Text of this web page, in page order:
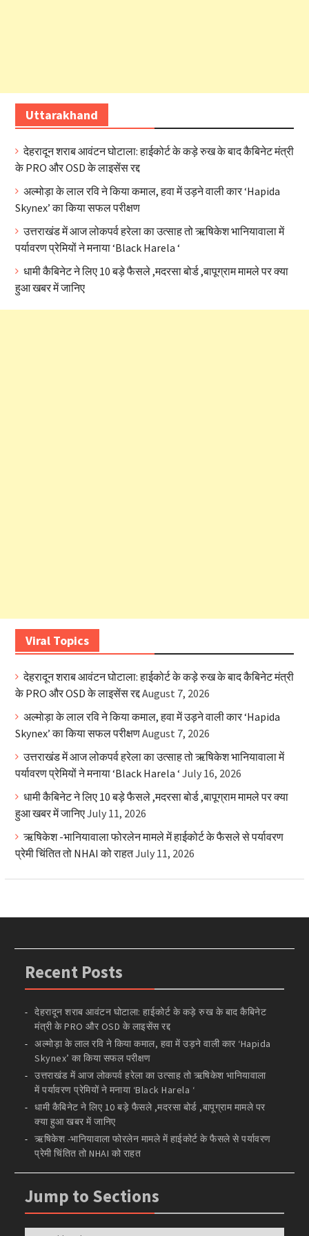
Uttarakhand
देहरादून शराब आवंटन घोटाला: हाईकोर्ट के कड़े रुख के बाद कैबिनेट मंत्री
के PRO और OSD के लाइसेंस रद्द
अल्मोड़ा के लाल रवि ने किया कमाल, हवा में उड़ने वाली कार ‘Hapida
Skynex’ का किया सफल परीक्षण
उत्तराखंड में आज लोकपर्व हरेला का उत्साह तो ऋषिकेश भानियावाला में
पर्यावरण प्रेमियों ने मनाया ‘Black Harela ‘
धामी कैबिनेट ने लिए 10 बड़े फैसले ,मदरसा बोर्ड ,बापूग्राम मामले पर क्या
हुआ खबर में जानिए
Viral Topics
देहरादून शराब आवंटन घोटाला: हाईकोर्ट के कड़े रुख के बाद कैबिनेट मंत्री
के PRO और OSD के लाइसेंस रद्दAugust 7, 2026
अल्मोड़ा के लाल रवि ने किया कमाल, हवा में उड़ने वाली कार ‘Hapida
Skynex’ का किया सफल परीक्षणAugust 7, 2026
उत्तराखंड में आज लोकपर्व हरेला का उत्साह तो ऋषिकेश भानियावाला में
पर्यावरण प्रेमियों ने मनाया ‘Black Harela ‘ July 16, 2026
धामी कैबिनेट ने लिए 10 बड़े फैसले ,मदरसा बोर्ड ,बापूग्राम मामले पर क्या
हुआ खबर में जानिएJuly 11, 2026
ऋषिकेश -भानियावाला फोरलेन मामले में हाईकोर्ट के फैसले से पर्यावरण
प्रेमी चिंतित तो NHAI को राहतJuly 11, 2026
Recent Posts
देहरादून शराब आवंटन घोटाला: हाईकोर्ट के कड़े रुख के बाद कैबिनेट
मंत्री के PRO और OSD के लाइसेंस रद्द
अल्मोड़ा के लाल रवि ने किया कमाल, हवा में उड़ने वाली कार ‘Hapida
Skynex’ का किया सफल परीक्षण
उत्तराखंड में आज लोकपर्व हरेला का उत्साह तो ऋषिकेश भानियावाला
में पर्यावरण प्रेमियों ने मनाया ‘Black Harela ‘
धामी कैबिनेट ने लिए 10 बड़े फैसले ,मदरसा बोर्ड ,बापूग्राम मामले पर
क्या हुआ खबर में जानिए
ऋषिकेश -भानियावाला फोरलेन मामले में हाईकोर्ट के फैसले से पर्यावरण
प्रेमी चिंतित तो NHAI को राहत
Jump to Sections